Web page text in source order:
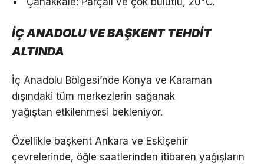
İÇ ANADOLU VE BAŞKENT TEHDİT
ALTINDA
İç Anadolu Bölgesi’nde Konya ve Karaman
dışındaki tüm merkezlerin sağanak
yağıştan etkilenmesi bekleniyor.
Özellikle başkent Ankara ve Eskişehir
çevrelerinde, öğle saatlerinden itibaren yağışların